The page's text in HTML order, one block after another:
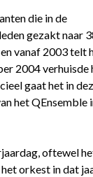
die in de
gezakt naar
vanaf 2003 telt
2004 verhuisde
gaat het in
het QEnsemble
oftewel
orkest in dat